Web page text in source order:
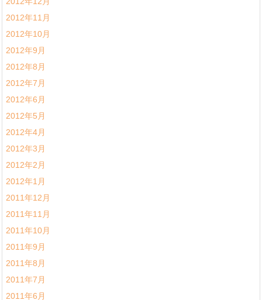
2012年11月
2012年10月
2012年9月
2012年8月
2012年7月
2012年6月
2012年5月
2012年4月
2012年3月
2012年2月
2012年1月
2011年12月
2011年11月
2011年10月
2011年9月
2011年8月
2011年7月
2011年6月